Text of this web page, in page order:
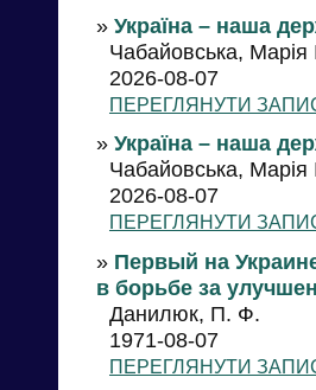
» Україна – наша
Чабайовська,
2026-08-07
ПЕРЕГЛЯНУТИ
» Україна – наша
Чабайовська,
2026-08-07
ПЕРЕГЛЯНУТИ
» Первый на
в борьбе за
Данилюк, П. Ф.
1971-08-07
ПЕРЕГЛЯНУТИ